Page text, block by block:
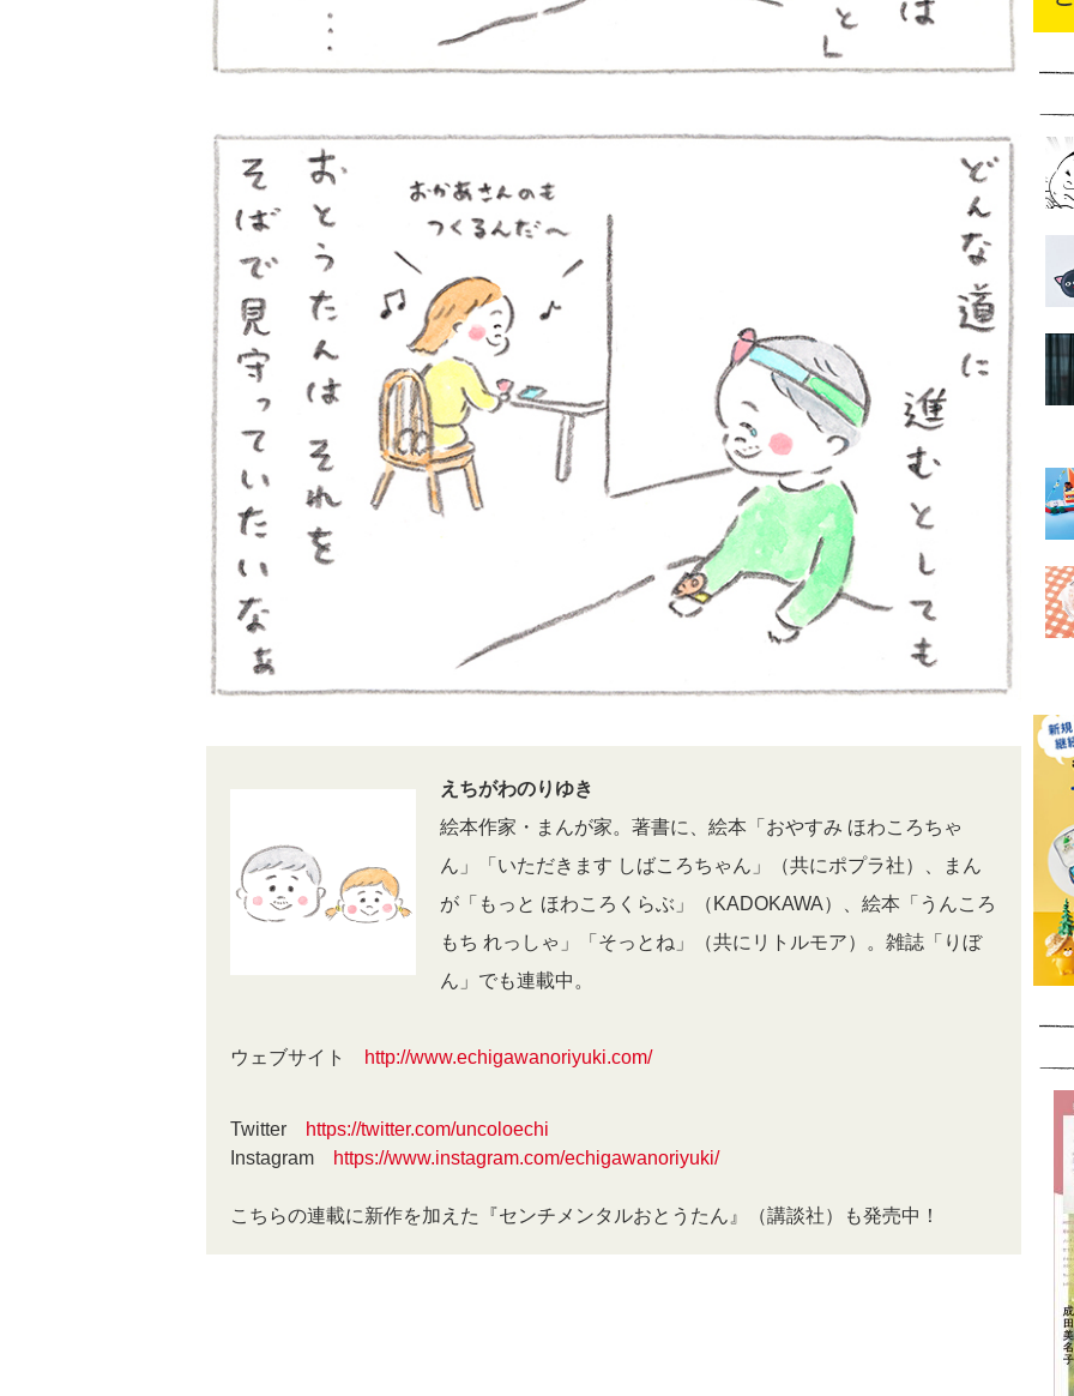
えちがわのりゆき
絵本作家・まんが家。著書に、絵本「おやすみ ほわころちゃ
ん」「いただきます しばころちゃん」（共にポプラ社）、まん
が「もっと ほわころくらぶ」（KADOKAWA）、絵本「うんころ
もち れっしゃ」「そっとね」（共にリトルモア）。雑誌「りぼ
ん」でも連載中。
ウェブサイト http://www.echigawanoriyuki.com/
Twitter
https://twitter.com/uncoloechi
Instagram
https://www.instagram.com/echigawanoriyuki/
こちらの連載に新作を加えた『センチメンタルおとうたん』（講談社）も発売中！